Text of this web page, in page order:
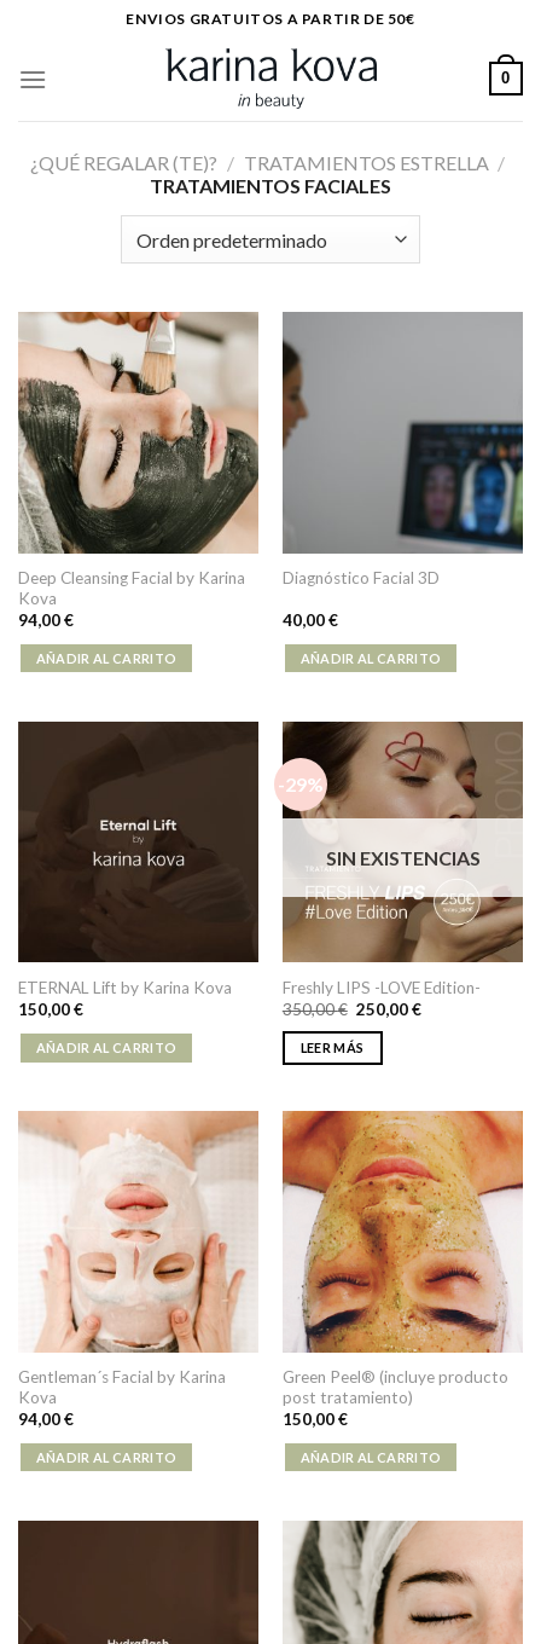
contenido
ENVIOS GRATUITOS A PARTIR DE 50€
0
¿QUÉ REGALAR (TE)? / TRATAMIENTOS ESTRELLA /
TRATAMIENTOS FACIALES
Deep Cleansing Facial by Karina
Kova
94,00€
AÑADIR AL CARRITO
Diagnóstico Facial 3D
40,00€
AÑADIR AL CARRITO
ETERNAL Lift by Karina Kova
150,00€
AÑADIR AL CARRITO
-29%
SIN EXISTENCIAS
Freshly LIPS -LOVE Edition-
350,00€ 250,00€
LEER MÁS
Gentleman´s Facial by Karina
Kova
94,00€
AÑADIR AL CARRITO
Green Peel® (incluye producto
post tratamiento)
150,00€
AÑADIR AL CARRITO